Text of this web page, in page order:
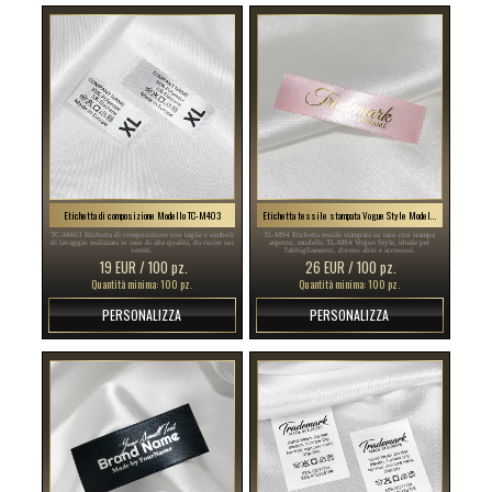
Etichetta di composizione Modello TC-M403
TC-M403 Etichetta di composizione con taglie e simboli
di lavaggio realizzata in raso di alta qualità, da cucire sui
vestiti.
19 EUR / 100 pz.
Quantità minima: 100 pz.
PERSONALIZZA
Etichetta tessile stampata Vogue Style Model TL-M94
TL-M94 Etichetta tessile stampata su raso con stampa
argento, modello TL-M94 Vogue Style, ideale per
l'abbigliamento, diversi abiti e accessori.
26 EUR / 100 pz.
Quantità minima: 100 pz.
PERSONALIZZA